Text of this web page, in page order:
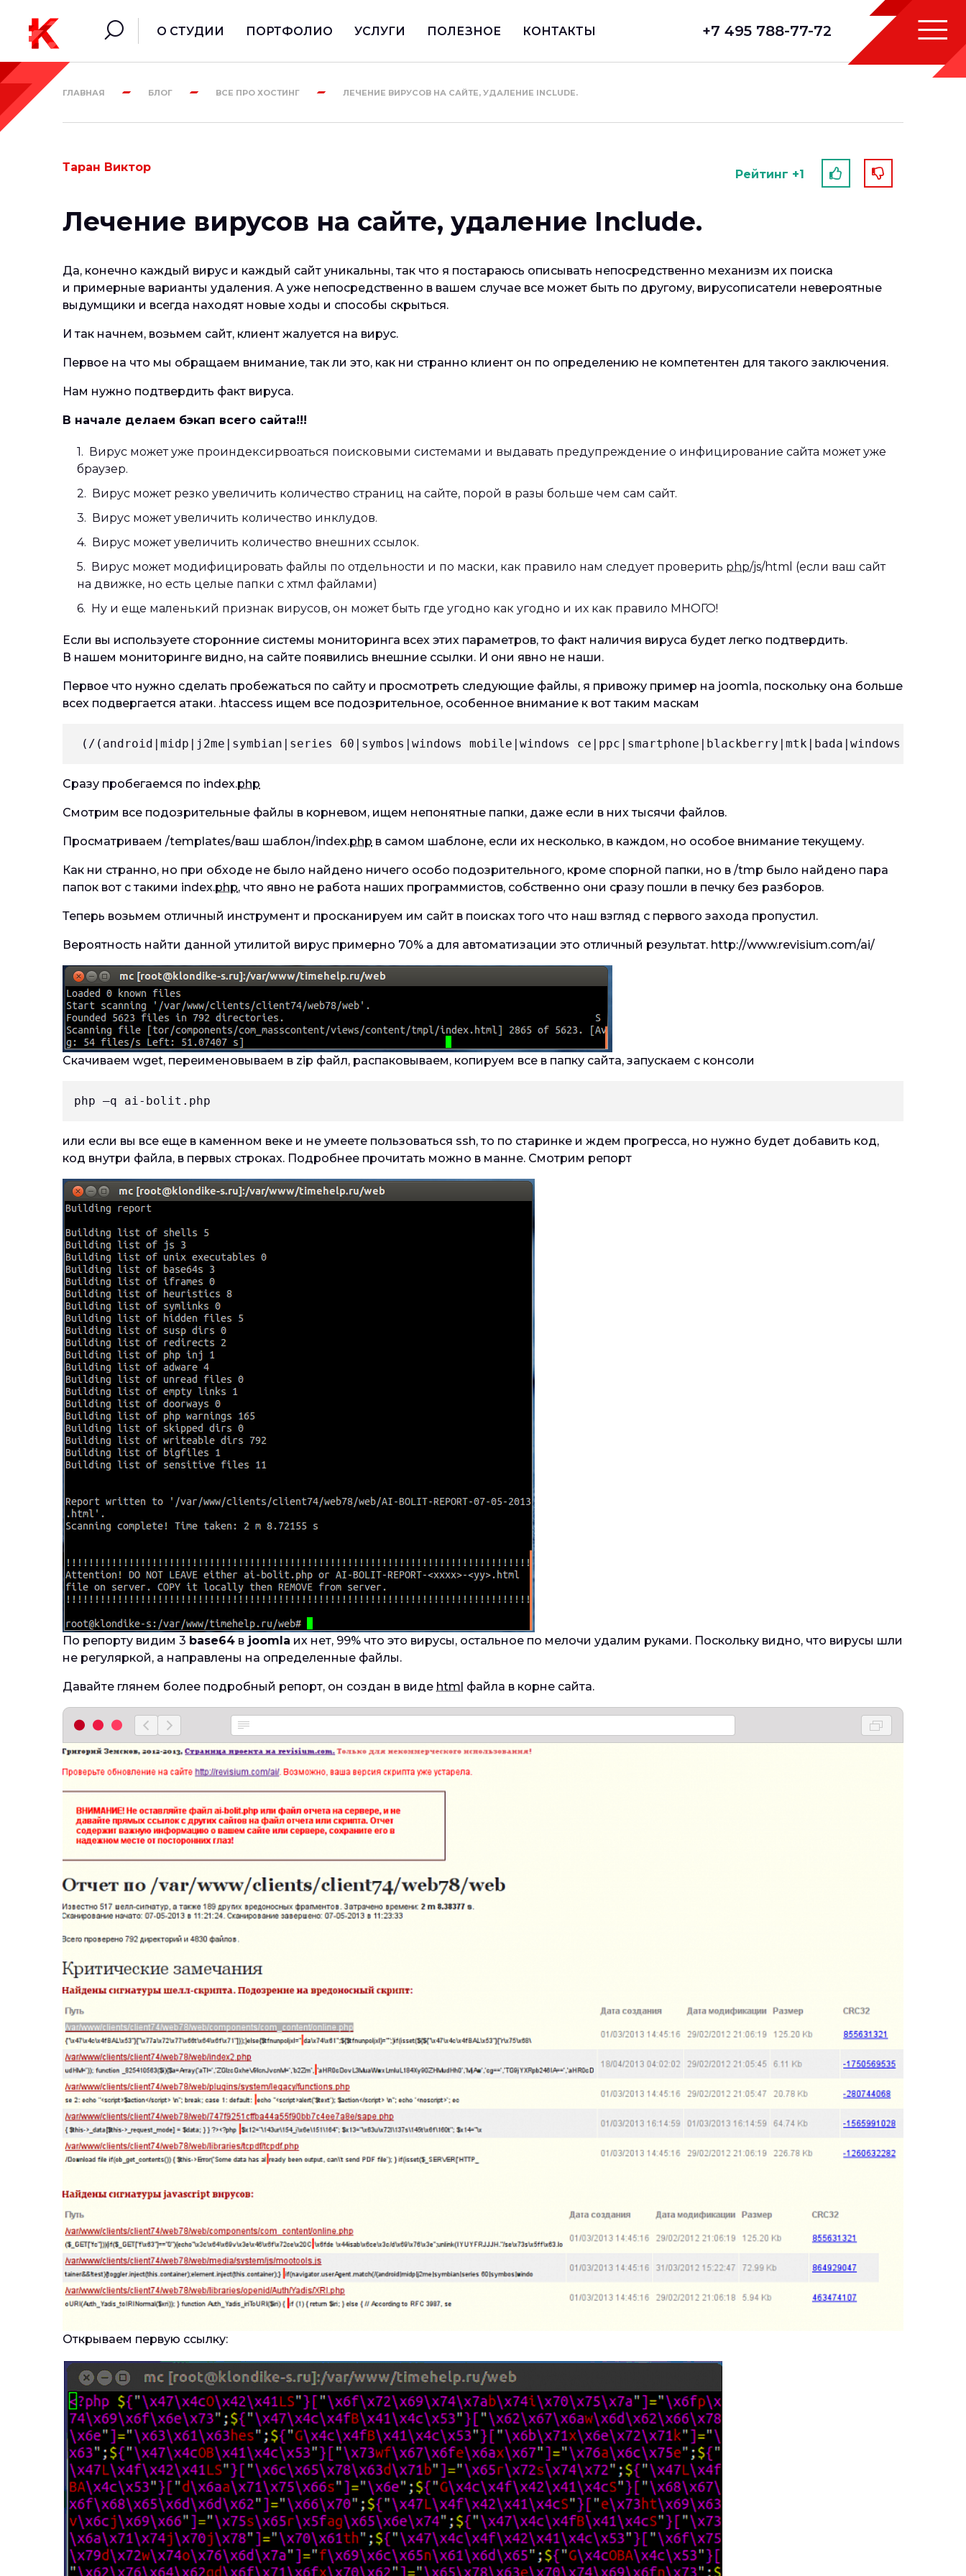
О СТУДИИ ПОРТФОЛИО УСЛУГИ ПОЛЕЗНОЕ КОНТАКТЫ +7 495 788-77-72
ГЛАВНАЯ БЛОГ ВСЕ ПРО ХОСТИНГ ЛЕЧЕНИЕ ВИРУСОВ НА САЙТЕ, УДАЛЕНИЕ INCLUDE.
Таран Виктор
Рейтинг +1
Лечение вирусов на сайте, удаление Include.
Да, конечно каждый вирус и каждый сайт уникальны, так что я постараюсь описывать непосредственно механизм их поиска
и примерные варианты удаления. А уже непосредственно в вашем случае все может быть по другому, вирусописатели невероятные
выдумщики и всегда находят новые ходы и способы скрыться.
И так начнем, возьмем сайт, клиент жалуется на вирус.
Первое на что мы обращаем внимание, так ли это, как ни странно клиент он по определению не компетентен для такого заключения.
Нам нужно подтвердить факт вируса.
В начале делаем бэкап всего сайта!!!
Вирус может уже проиндексирвоаться поисковыми системами и выдавать предупреждение о инфицирование сайта может уже
браузер.
Вирус может резко увеличить количество страниц на сайте, порой в разы больше чем сам сайт.
Вирус может увеличить количество инклудов.
Вирус может увеличить количество внешних ссылок.
Вирус может модифицировать файлы по отдельности и по маски, как правило нам следует проверить php/js/html (если ваш сайт
на движке, но есть целые папки с хтмл файлами)
Ну и еще маленький признак вирусов, он может быть где угодно как угодно и их как правило МНОГО!
Если вы используете сторонние системы мониторинга всех этих параметров, то факт наличия вируса будет легко подтвердить.
В нашем мониторинге видно, на сайте появились внешние ссылки. И они явно не наши.
Первое что нужно сделать пробежаться по сайту и просмотреть следующие файлы, я привожу пример на joomla, поскольку она больше
всех подвергается атаки. .htaccess ищем все подозрительное, особенное внимание к вот таким маскам
(/(android|midp|j2me|symbian|series 60|symbos|windows mobile|windows ce|ppc|smartphone|blackberry|mtk|bada|windows
Сразу пробегаемся по index.php
Смотрим все подозрительные файлы в корневом, ищем непонятные папки, даже если в них тысячи файлов.
Просматриваем /templates/ваш шаблон/index.php в самом шаблоне, если их несколько, в каждом, но особое внимание текущему.
Как ни странно, но при обходе не было найдено ничего особо подозрительного, кроме спорной папки, но в /tmp было найдено пара
папок вот с такими index.php, что явно не работа наших программистов, собственно они сразу пошли в печку без разборов.
Теперь возьмем отличный инструмент и просканируем им сайт в поисках того что наш взгляд с первого захода пропустил.
Вероятность найти данной утилитой вирус примерно 70% а для автоматизации это отличный результат. http://www.revisium.com/ai/
Скачиваем wget, переименовываем в zip файл, распаковываем, копируем все в папку сайта, запускаем с консоли
php –q ai-bolit.php
или если вы все еще в каменном веке и не умеете пользоваться ssh, то по старинке и ждем прогресса, но нужно будет добавить код,
код внутри файла, в первых строках. Подробнее прочитать можно в манне. Смотрим репорт
По репорту видим 3 base64 в joomla их нет, 99% что это вирусы, остальное по мелочи удалим руками. Поскольку видно, что вирусы шли
не регуляркой, а направлены на определенные файлы.
Давайте глянем более подробный репорт, он создан в виде html файла в корне сайта.
Открываем первую ссылку: